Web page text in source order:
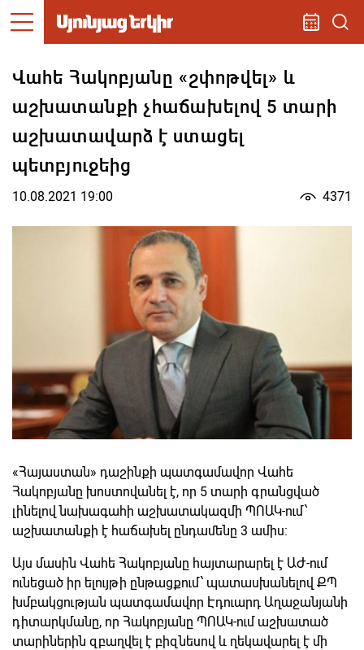
Վահե Հակոբյանը «շփոթվել» և
աշխատանքի չհաճախելով 5 տարի
աշխատավարձ է ստացել
պետբյուջեից
10.08.2021 19:00 4371
«Հայաստան» դաշինքի պատգամավոր Վահե
Հակոբյանը խոստովանել է, որ 5 տարի գրանցված
լինելով նախագահի աշխատակազմի ՊՈԱԿ-ում՝
աշխատանքի է հաճախել ընդամենը 3 ամիս։
Այս մասին Վահե Հակոբյանը հայտարարել է ԱԺ-ում
ունեցած իր ելույթի ընթացքում՝ պատասխանելով ՔՊ
խմբակցության պատգամավոր Էդուարդ Աղաջանյանի
դիտարկմանը, որ Հակոբյանը ՊՈԱԿ-ում աշխատած
տարիներին զբաղվել է բիզնեսով և ղեկավարել է մի